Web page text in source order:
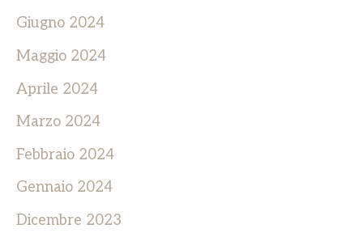
Giugno 2024
Maggio 2024
Aprile 2024
Marzo 2024
Febbraio 2024
Gennaio 2024
Dicembre 2023